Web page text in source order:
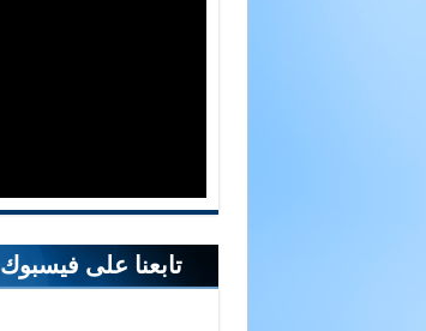
تابعنا على فيسبوك